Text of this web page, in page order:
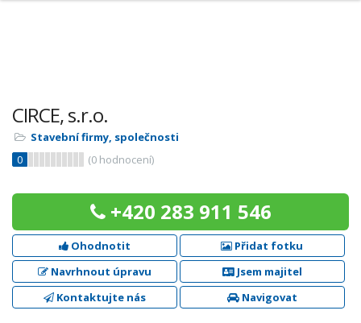
CIRCE, s.r.o.
Stavební firmy, společnosti
0
(0 hodnocení)
+420 283 911 546
Ohodnotit
Přidat fotku
Navrhnout úpravu
Jsem majitel
Kontaktujte nás
Navigovat